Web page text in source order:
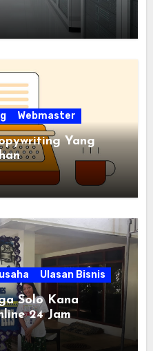
Webmaster
Yang
Ulasan Bisnis
Solo Kana
24 Jam